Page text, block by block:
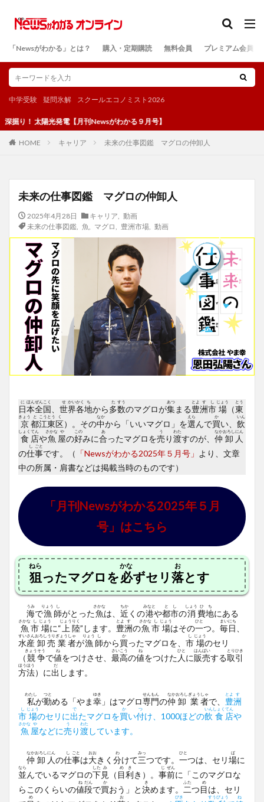
「Newsがわかる」とは？ 購入・定期購読 無料会員 プレミアム会員
中学受験 疑問氷解 スクールエコノミスト2026
発電【月刊Newsがわかる９月号】
HOME キャリア 未来の仕事図鑑 マグロの仲卸人
未来の仕事図鑑 マグロの仲卸人
2025年4月28日 キャリア
動画
未来の仕事図鑑, 魚 マグロ 豊洲市場, 動画
日
に
本
ほん
全
ぜん
国
こく
世
せ
界
かい
各
かく
地
ち
から多
た
数
すう
のマグロが集
あつ
まる豊
とよ
洲
す
市
し
場
じょう
（東
とう
京
きょう
都
と
江
こう
東
とう
区
く
）。その中
なか
から「いいマグロ」を選
えら
んで買
か
い、 飲
いん
食
しょく
店
てん
や魚
さかな
屋
や
の好
この
みに合
あ
ったマグロを売
う
り渡
わた
すのが、 仲
なか
卸
おろし
人
にん
の仕
し
事
ごと
です。（ 「Newsがわかる2025年５月号」 より、文章
中の所属・肩書などは掲載当時のものです）
「月刊Newsがわかる2025年５月
号」はこちら
狙
ねら
ったマグロを必
かな
ずセリ 落
お
とす
海
うみ
で漁
りょう
師
し
がとった魚
さかな
は、 近
ちか
くの港
みなと
や都
と
市
し
の消
しょう
費
ひ
地
ち
にある
魚
さかな
市
し
場
じょう
に“ 上
じょう
陸
りく
”します。 豊
とよ
洲
す
の魚
さかな
市
し
場
じょう
はその一
ひと
つ。 毎
まい
日
にち
水
すい
産
さん
卸
おろし
売
うり
業
ぎょう
者
しゃ
が漁
りょう
師
し
から買
か
ったマグロを、 市
し
場
じょう
のセリ
（競
きょう
争
そう
で値
ね
をつけさせ、 最
さい
高
こう
の値
ね
をつけた 人
ひと
に販
はん
売
ばい
する取
とり
引
ひき
方
ほう
法
ほう
）に出
だ
します。
私
わたし
が勤
つと
める「やま幸
ゆき
」はマグロ専
せん
門
もん
の仲
なか
卸
おろし
業
ぎょう
者
しゃ
で、 豊
とよ
洲
す
市
し
場
じょう
のセリに出
で
たマグロを買
か
い付
つ
け、1000ほどの飲
いん
食
しょく
店
てん
や
魚
さかな
屋
や
などに売
う
り渡
わた
しています。
仲
なか
卸
おろし
人
にん
の仕
し
事
ごと
は大
おお
きく 分
わ
けて三
みっ
つです。 一
ひと
つは、セリ場
ば
に
並
なら
んでいるマグロの下
した
見
み
（ 目
め
利
き
き）。 事
じ
前
ぜん
に「このマグロな
らこのくらいの値
ね
段
だん
で買
か
おう」と決
き
めます。 二
ふた
つ目
め
は、セリ
め お ぴき すう びょう ね
検索